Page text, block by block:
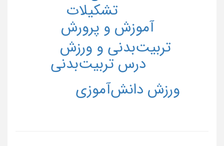
آموزش و پرورش
تربیت‌بدنی و ورزش
تشکیلات
درس تربیت‌بدنی
ورزش دانش‌آموزی